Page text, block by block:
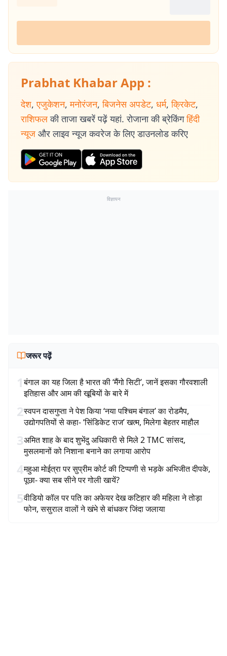
Prabhat Khabar App :
देश, एजुकेशन, मनोरंजन, बिजनेस अपडेट, धर्म, क्रिकेट,
राशिफल की ताजा खबरें पढ़ें यहां. रोजाना की ब्रेकिंग हिंदी
न्यूज और लाइव न्यूज कवरेज के लिए डाउनलोड करिए
विज्ञापन
जरूर पढ़ें
1बंगाल का यह जिला है भारत की ‘मैंगो सिटी’, जानें इसका गौरवशाली
इतिहास और आम की खूबियों के बारे में
2स्वपन दासगुप्ता ने पेश किया ‘नया पश्चिम बंगाल’ का रोडमैप,
उद्योगपतियों से कहा- ‘सिंडिकेट राज’ खत्म, मिलेगा बेहतर माहौल
3अमित शाह के बाद शुभेंदु अधिकारी से मिले 2 TMC सांसद,
मुसलमानों को निशाना बनाने का लगाया आरोप
4महुआ मोईत्रा पर सुप्रीम कोर्ट की टिप्पणी से भड़के अभिजीत दीपके,
पूछा- क्या सब सीने पर गोली खायें?
5वीडियो कॉल पर पति का अफेयर देख कटिहार की महिला ने तोड़ा
फोन, ससुराल वालों ने खंभे से बांधकर जिंदा जलाया